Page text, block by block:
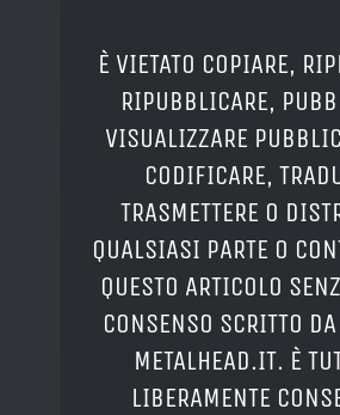
È VIETATO COPIARE,
RIPUBBLICARE,
VISUALIZZARE
CODIFICARE,
TRASMETTERE O
QUALSIASI PARTE O
QUESTO ARTICOLO
CONSENSO SCRITTO
METALHEAD.IT. È
LIBERAMENTE